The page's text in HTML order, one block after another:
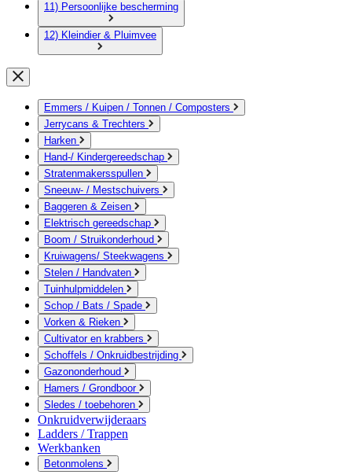
11) Persoonlijke bescherming
12) Kleindier & Pluimvee
Emmers / Kuipen / Tonnen / Composters
Jerrycans & Trechters
Harken
Hand-/ Kindergereedschap
Stratenmakersspullen
Sneeuw- / Mestschuivers
Baggeren & Zeisen
Elektrisch gereedschap
Boom / Struikonderhoud
Kruiwagens/ Steekwagens
Stelen / Handvaten
Tuinhulpmiddelen
Schop / Bats / Spade
Vorken & Rieken
Cultivator en krabbers
Schoffels / Onkruidbestrijding
Gazononderhoud
Hamers / Grondboor
Sledes / toebehoren
Onkruidverwijderaars
Ladders / Trappen
Werkbanken
Betonmolens